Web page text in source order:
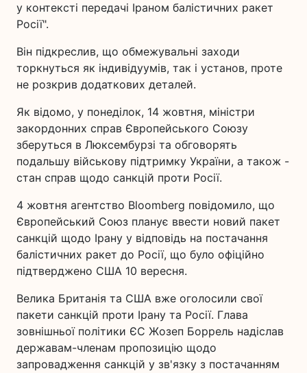
у контексті передачі Іраном балістичних ракет
Росії".
Він підкреслив, що обмежувальні заходи
торкнуться як індивідуумів, так і установ, проте
не розкрив додаткових деталей.
Як відомо, у понеділок, 14 жовтня, міністри
закордонних справ Європейського Союзу
зберуться в Люксембурзі та обговорять
подальшу військову підтримку України, а також -
стан справ щодо санкцій проти Росії.
4 жовтня агентство Bloomberg повідомило, що
Європейський Союз планує ввести новий пакет
санкцій щодо Ірану у відповідь на постачання
балістичних ракет до Росії, що було офіційно
підтверджено США 10 вересня.
Велика Британія та США вже оголосили свої
пакети санкцій проти Ірану та Росії. Глава
зовнішньої політики ЄС Жозеп Боррель надіслав
державам-членам пропозицію щодо
запровадження санкцій у зв'язку з постачанням